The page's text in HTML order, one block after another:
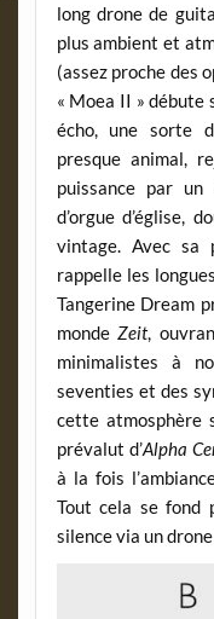
long drone de
plus ambient et
(assez proche des
« Moea II » débute
écho, une sorte
presque animal,
puissance par
d’orgue d’église,
vintage. Avec sa
rappelle les
Tangerine Dream
mondeZeit,
minimalistes à
seventies et des
cette atmosphère
prévalut d’Alpha
à la fois
Tout cela se fond
silence via un